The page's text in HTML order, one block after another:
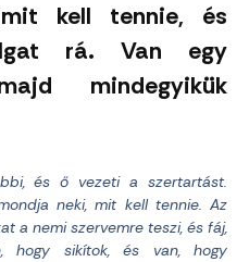
mit kell tennie, és
rá. Van egy
mindegyikük
és ő vezeti a szertartást.
neki, mit kell tennie. Az
a nemi szervemre teszi, és fáj,
hogy sikítok, és van, hogy